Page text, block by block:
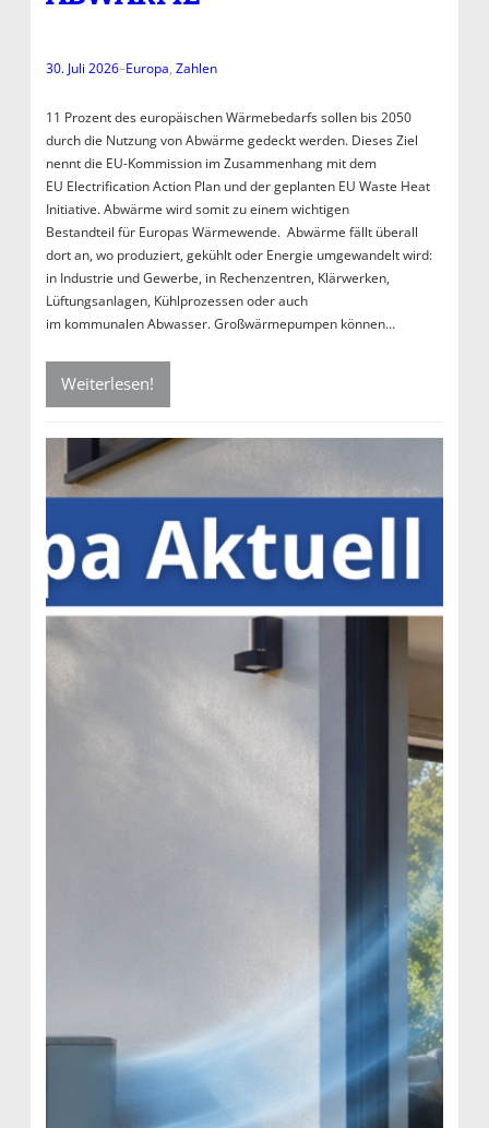
30. Juli 2026–Europa, Zahlen
11 Prozent des europäischen Wärmebedarfs sollen bis 2050
durch die Nutzung von Abwärme gedeckt werden. Dieses Ziel
nennt die EU-Kommission im Zusammenhang mit dem
EU Electrification Action Plan und der geplanten EU Waste Heat
Initiative. Abwärme wird somit zu einem wichtigen
Bestandteil für Europas Wärmewende. Abwärme fällt überall
dort an, wo produziert, gekühlt oder Energie umgewandelt wird:
in Industrie und Gewerbe, in Rechenzentren, Klärwerken,
Lüftungsanlagen, Kühlprozessen oder auch
im kommunalen Abwasser. Großwärmepumpen können…
Weiterlesen!